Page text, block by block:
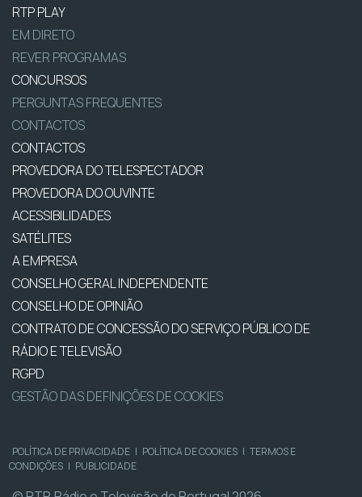
RTP PLAY
EM DIRETO
REVER PROGRAMAS
CONCURSOS
PERGUNTAS FREQUENTES
CONTACTOS
CONTACTOS
PROVEDORA DO TELESPECTADOR
PROVEDORA DO OUVINTE
ACESSIBILIDADES
SATÉLITES
A EMPRESA
CONSELHO GERAL INDEPENDENTE
CONSELHO DE OPINIÃO
CONTRATO DE CONCESSÃO DO SERVIÇO PÚBLICO DE
RÁDIO E TELEVISÃO
RGPD
GESTÃO DAS DEFINIÇÕES DE COOKIES
POLÍTICA DE PRIVACIDADE | POLÍTICA DE COOKIES | TERMOS E
CONDIÇÕES | PUBLICIDADE